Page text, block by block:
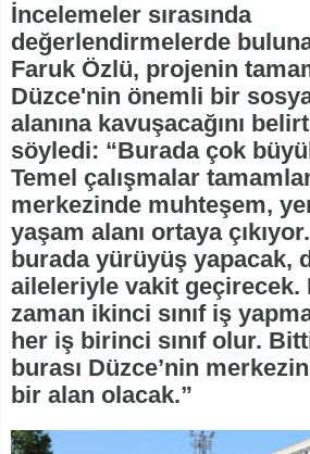
İncelemeler sırasında
değerlendirmelerde
Faruk Özlü, projenin
Düzce'nin önemli bir
alanına kavuşacağını
söyledi: “Burada çok
Temel çalışmalar
merkezinde muhteşem,
yaşam alanı ortaya
burada yürüyüş yapacak,
aileleriyle vakit geçirecek.
zaman ikinci sınıf iş
her iş birinci sınıf olur.
burası Düzce’nin
bir alan olacak.”